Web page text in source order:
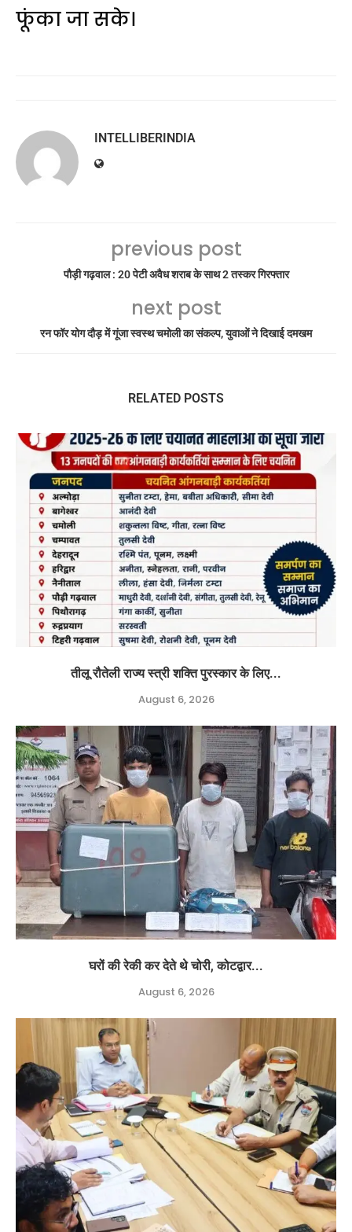
फूंका जा सके।
INTELLIBERINDIA
previous post
पौड़ी गढ़वाल : 20 पेटी अवैध शराब के साथ 2 तस्कर गिरफ्तार
next post
रन फॉर योग दौड़ में गूंजा स्वस्थ चमोली का संकल्प, युवाओं ने दिखाई दमखम
RELATED POSTS
तीलू रौतेली राज्य स्त्री शक्ति पुरस्कार के लिए...
August 6, 2026
घरों की रेकी कर देते थे चोरी, कोटद्वार...
August 6, 2026